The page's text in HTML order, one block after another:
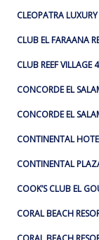
CLEOPATRA
CLUB EL FARAANA
CLUB REEF VILLAGE
CONCORDE EL
CONCORDE EL
CONTINENTAL
CONTINENTAL
COOK’S CLUB EL
CORAL BEACH